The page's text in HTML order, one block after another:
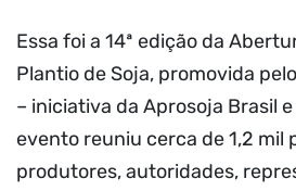
Essa foi a 14ª edição da
Plantio de Soja, promovida
– iniciativa da Aprosoja Brasil
evento reuniu cerca de 1,2 mil
produtores, autoridades,